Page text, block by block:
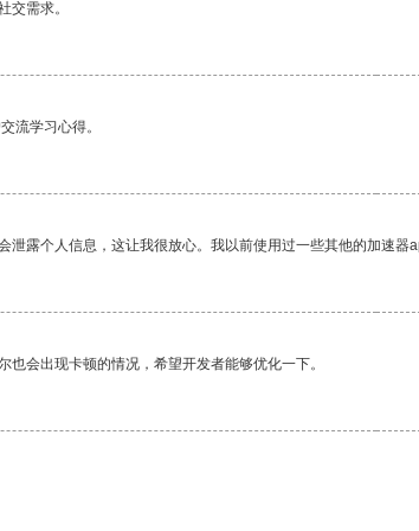
交需求。
流学习心得。
露个人信息，这让我很放心。我以前使用过一些其他的加速器
会出现卡顿的情况，希望开发者能够优化一下。